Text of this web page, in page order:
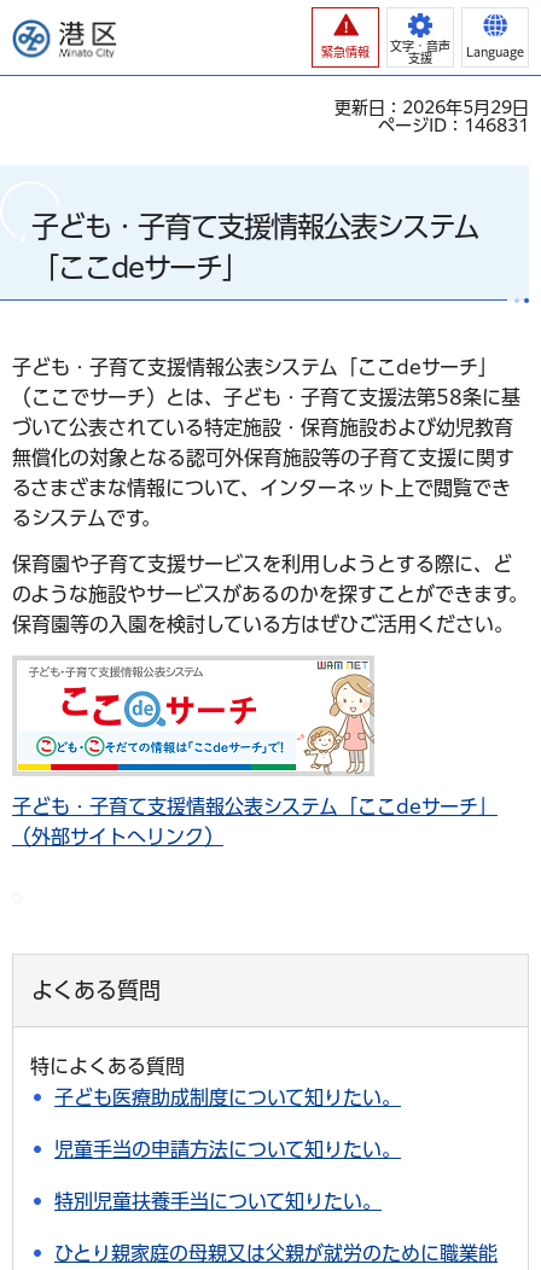
港区
緊急情報
文字・音声
支援
Language
更新日：2026年5月29日
ページID：146831
子ども・子育て支援情報公表システム
「ここdeサーチ」
子ども・子育て支援情報公表システム「ここdeサーチ」
（ここでサーチ）とは、子ども・子育て支援法第58条に基
づいて公表されている特定施設・保育施設および幼児教育
無償化の対象となる認可外保育施設等の子育て支援に関す
るさまざまな情報について、インターネット上で閲覧でき
るシステムです。
保育園や子育て支援サービスを利用しようとする際に、ど
のような施設やサービスがあるのかを探すことができます。
保育園等の入園を検討している方はぜひご活用ください。
子ども・子育て支援情報公表システム「ここdeサーチ」
（外部サイトへリンク）
よくある質問
特によくある質問
子ども医療助成制度について知りたい。
児童手当の申請方法について知りたい。
特別児童扶養手当について知りたい。
ひとり親家庭の母親又は父親が就労のために職業能